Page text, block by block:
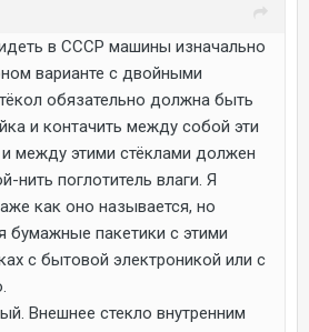
в СССР машины изначально
варианте с двойными
обязательно должна быть
и контачить между собой эти
между этими стёклами должен
нить поглотитель влаги. Я
как оно называется, но
бумажные пакетики с этими
с бытовой электроникой или с
Внешнее стекло внутренним